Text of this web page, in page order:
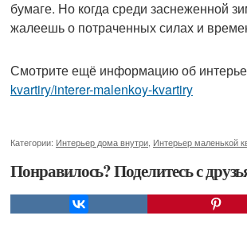
бумаге. Но когда среди заснеженной
жалеешь о потраченных силах и
Смотрите ещё информацию об
kvartiry/interer-malenkoy-kvartiry
Категории: Интерьер дома внутри Интерьер маленькой
Понравилось? Поделитесь с